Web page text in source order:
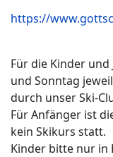
https://
Für die Kinder
und Sonntag
durch unser Ski-
Für Anfänger ist
kein Skikurs statt.
Kinder bitte nur in